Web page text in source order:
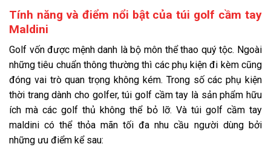
Tính năng và điểm nổi bật của túi golf cầm tay
Maldini
Golf vốn được mệnh danh là bộ môn thể thao quý tộc. Ngoài
những tiêu chuẩn thông thường thì các phụ kiện đi kèm cũng
đóng vai trò quan trọng không kém. Trong số các phụ kiện
thời trang dành cho golfer, túi golf cầm tay là sản phẩm hữu
ích mà các golf thủ không thể bỏ lỡ. Và túi golf cầm tay
maldini có thể thỏa mãn tối đa nhu cầu người dùng bởi
những ưu điểm kể sau: